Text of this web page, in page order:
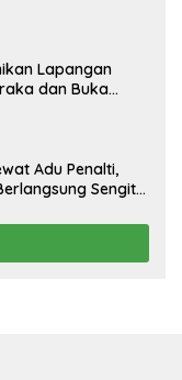
Lapangan
dan Buka
Adu Penalti,
Sengit